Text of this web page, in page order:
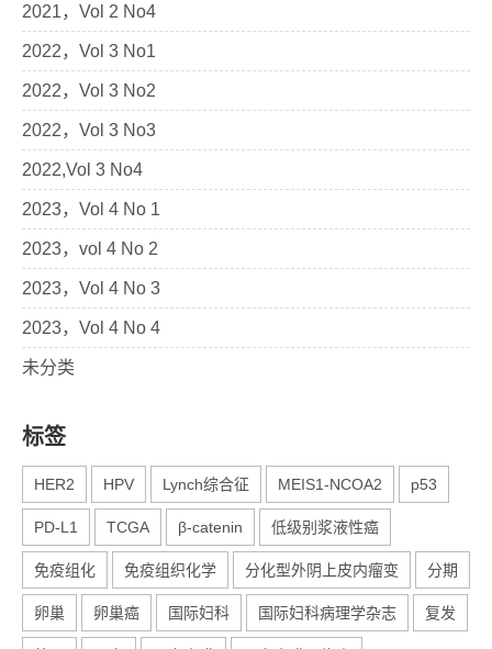
2021，Vol 2 No4
2022，Vol 3 No1
2022，Vol 3 No2
2022，Vol 3 No3
2022,Vol 3 No4
2023，Vol 4 No 1
2023，vol 4 No 2
2023，Vol 4 No 3
2023，Vol 4 No 4
未分类
标签
HER2 HPV Lynch综合征 MEIS1-NCOA2 p53
PD-L1 TCGA β-catenin 低级别浆液性癌
免疫组化 免疫组织化学 分化型外阴上皮内瘤变 分期
卵巢 卵巢癌 国际妇科 国际妇科病理学杂志 复发